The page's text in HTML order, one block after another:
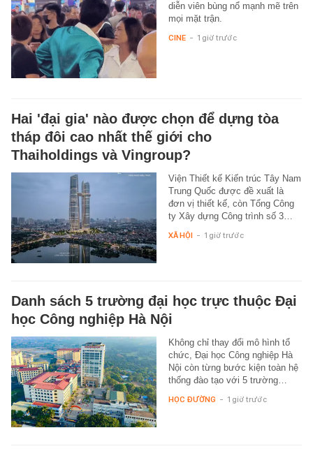
diễn viên bùng nổ mạnh mẽ trên
mọi mặt trận.
CINE - 1 giờ trước
Hai 'đại gia' nào được chọn để dựng tòa
tháp đôi cao nhất thế giới cho
Thaiholdings và Vingroup?
Viện Thiết kế Kiến trúc Tây Nam
Trung Quốc được đề xuất là
đơn vị thiết kế, còn Tổng Công
ty Xây dựng Công trình số 3…
XÃ HỘI - 1 giờ trước
Danh sách 5 trường đại học trực thuộc Đại
học Công nghiệp Hà Nội
Không chỉ thay đổi mô hình tổ
chức, Đại học Công nghiệp Hà
Nội còn từng bước kiện toàn hệ
thống đào tạo với 5 trường…
HỌC ĐƯỜNG - 1 giờ trước